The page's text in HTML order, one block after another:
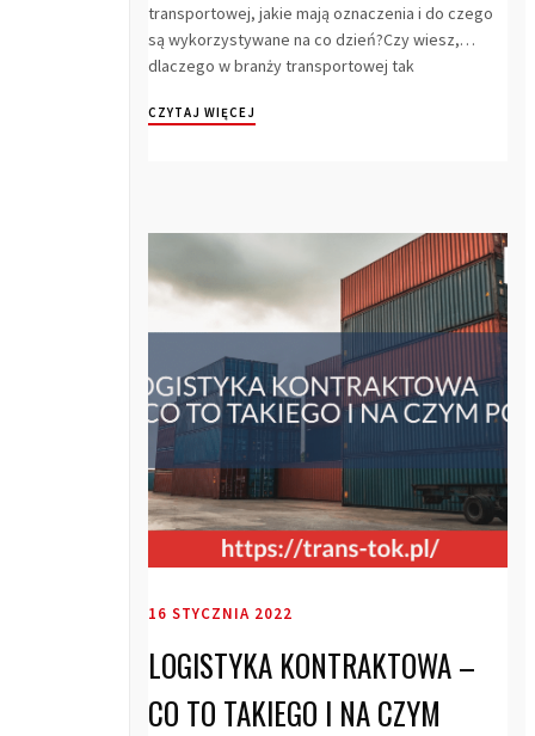
transportowej, jakie mają oznaczenia i do czego
są wykorzystywane na co dzień?Czy wiesz,
dlaczego w branży transportowej tak
CZYTAJ WIĘCEJ
16 STYCZNIA 2022
LOGISTYKA KONTRAKTOWA –
CO TO TAKIEGO I NA CZYM